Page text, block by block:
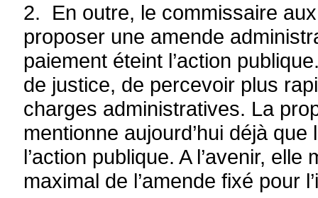
2. En outre, le commissaire
proposer une amende
paiement éteint l’action
de justice, de percevoir plus
charges administratives. La
mentionne aujourd’hui déjà
l’action publique. A l’avenir,
maximal de l’amende fixé pour